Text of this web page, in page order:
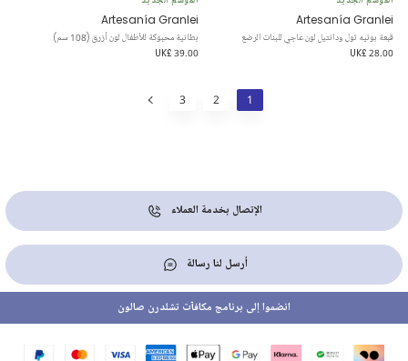
Artesanía Granlei
قبعة بونيه تول ودانتيل لون عاجي للبنات الرضع
UK£ 28.00
Artesanía Granlei
بطانية محبوكة للأطفال لون أزرق (108 سم)
UK£ 39.00
1
2
3
الإتصال بخدمة العملاء
أرسل لنا رسالة
انضموا إلى برنامج مكافآت تشلدرن صالون